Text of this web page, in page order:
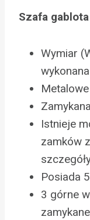
Szafa
Wymiar
Istnieje
zamków
Posiada
3 górne